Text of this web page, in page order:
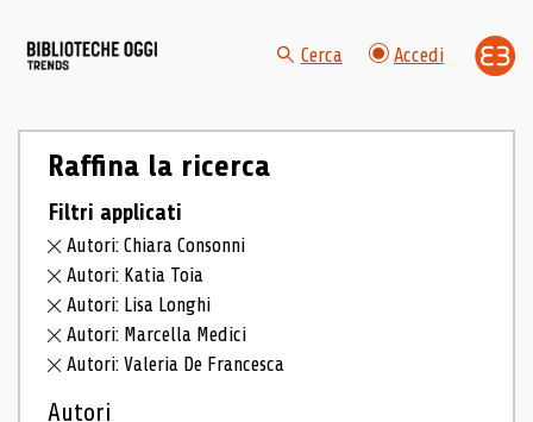
Cerca Accedi
Raffina la ricerca
Filtri applicati
Autori: Chiara Consonni
Autori: Katia Toia
Autori: Lisa Longhi
Autori: Marcella Medici
Autori: Valeria De Francesca
Autori